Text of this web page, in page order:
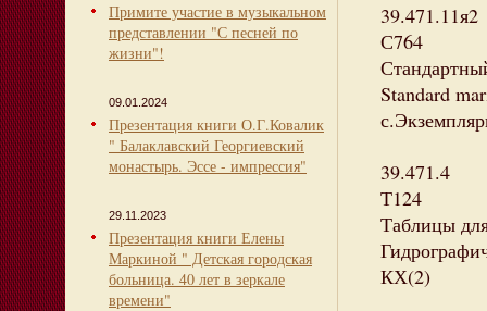
Примите участие в музыкальном
представлении "С песней по
жизни"!
09.01.2024
Презентация книги О.Г.Ковалик
" Балаклавский Георгиевский
монастырь. Эссе - импрессия"
29.11.2023
Презентация книги Елены
Маркиной " Детская городская
больница. 40 лет в зеркале
времени"
39.471.11я2
С764
Standard
39.471.4
Т124
Таблицы
КХ(2)